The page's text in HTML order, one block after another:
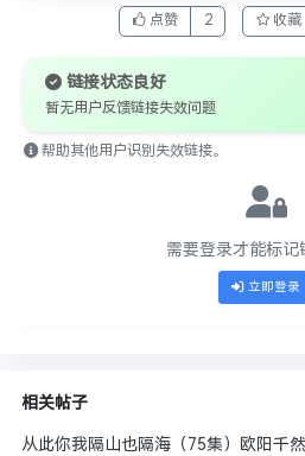
点赞 2 收藏
链接状态良好
暂无用户反馈链接失效问题
帮助其他用户识别失效链接。
需要登录才能标记
立即登录
相关帖子
从此你我隔山也隔海（75集）欧阳千